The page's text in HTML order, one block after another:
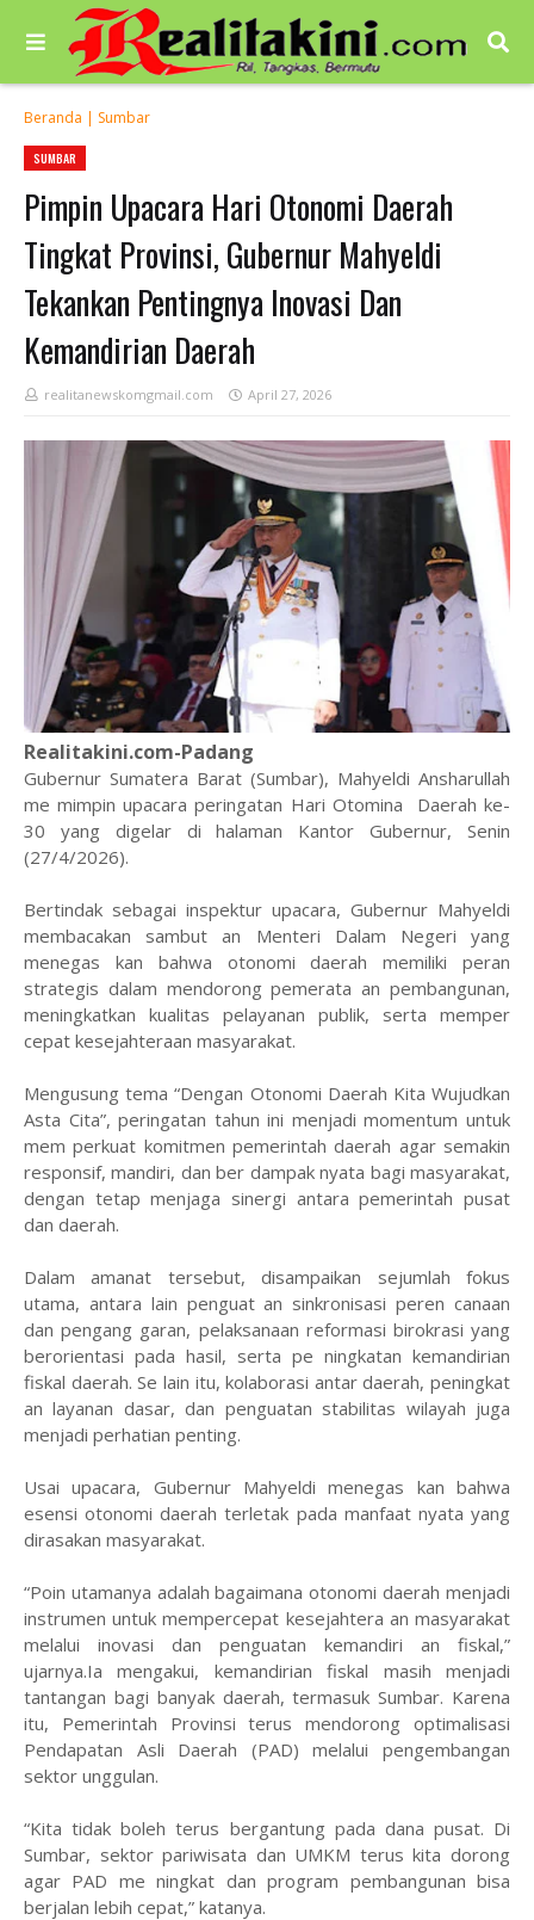
Beranda | Sumbar
SUMBAR
Pimpin Upacara Hari Otonomi Daerah
Tingkat Provinsi, Gubernur Mahyeldi
Tekankan Pentingnya Inovasi Dan
Kemandirian Daerah
realitanewskomgmail.com April 27, 2026
Realitakini.com-Padang
Gubernur Sumatera Barat (Sumbar), Mahyeldi Ansharullah
me mimpin upacara peringatan Hari Otomina Daerah ke-
30 yang digelar di halaman Kantor Gubernur, Senin
(27/4/2026).
Bertindak sebagai inspektur upacara, Gubernur Mahyeldi
membacakan sambut an Menteri Dalam Negeri yang
menegas kan bahwa otonomi daerah memiliki peran
strategis dalam mendorong pemerata an pembangunan,
meningkatkan kualitas pelayanan publik, serta memper
cepat kesejahteraan masyarakat.
Mengusung tema “Dengan Otonomi Daerah Kita Wujudkan
Asta Cita”, peringatan tahun ini menjadi momentum untuk
mem perkuat komitmen pemerintah daerah agar semakin
responsif, mandiri, dan ber dampak nyata bagi masyarakat,
dengan tetap menjaga sinergi antara pemerintah pusat
dan daerah.
Dalam amanat tersebut, disampaikan sejumlah fokus
utama, antara lain penguat an sinkronisasi peren canaan
dan pengang garan, pelaksanaan reformasi birokrasi yang
berorientasi pada hasil, serta pe ningkatan kemandirian
fiskal daerah. Se lain itu, kolaborasi antar daerah, peningkat
an layanan dasar, dan penguatan stabilitas wilayah juga
menjadi perhatian penting.
Usai upacara, Gubernur Mahyeldi menegas kan bahwa
esensi otonomi daerah terletak pada manfaat nyata yang
dirasakan masyarakat.
“Poin utamanya adalah bagaimana otonomi daerah menjadi
instrumen untuk mempercepat kesejahtera an masyarakat
melalui inovasi dan penguatan kemandiri an fiskal,”
ujarnya.Ia mengakui, kemandirian fiskal masih menjadi
tantangan bagi banyak daerah, termasuk Sumbar. Karena
itu, Pemerintah Provinsi terus mendorong optimalisasi
Pendapatan Asli Daerah (PAD) melalui pengembangan
sektor unggulan.
“Kita tidak boleh terus bergantung pada dana pusat. Di
Sumbar, sektor pariwisata dan UMKM terus kita dorong
agar PAD me ningkat dan program pembangunan bisa
berjalan lebih cepat,” katanya.